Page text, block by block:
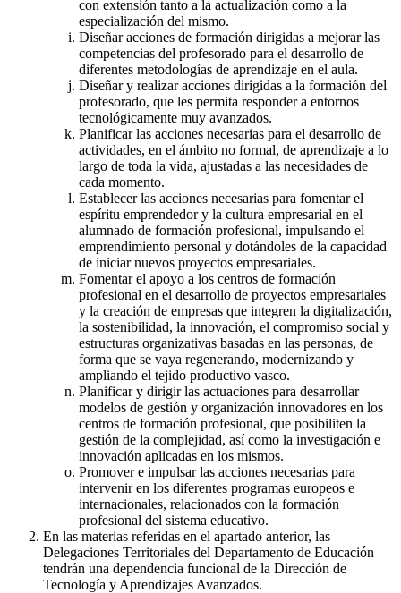
con extensión tanto a la actualización como a la
especialización del mismo.
Diseñar acciones de formación dirigidas a mejorar las
competencias del profesorado para el desarrollo de
diferentes metodologías de aprendizaje en el aula.
Diseñar y realizar acciones dirigidas a la formación del
profesorado, que les permita responder a entornos
tecnológicamente muy avanzados.
Planificar las acciones necesarias para el desarrollo de
actividades, en el ámbito no formal, de aprendizaje a lo
largo de toda la vida, ajustadas a las necesidades de
cada momento.
Establecer las acciones necesarias para fomentar el
espíritu emprendedor y la cultura empresarial en el
alumnado de formación profesional, impulsando el
emprendimiento personal y dotándoles de la capacidad
de iniciar nuevos proyectos empresariales.
Fomentar el apoyo a los centros de formación
profesional en el desarrollo de proyectos empresariales
y la creación de empresas que integren la digitalización,
la sostenibilidad, la innovación, el compromiso social y
estructuras organizativas basadas en las personas, de
forma que se vaya regenerando, modernizando y
ampliando el tejido productivo vasco.
Planificar y dirigir las actuaciones para desarrollar
modelos de gestión y organización innovadores en los
centros de formación profesional, que posibiliten la
gestión de la complejidad, así como la investigación e
innovación aplicadas en los mismos.
Promover e impulsar las acciones necesarias para
intervenir en los diferentes programas europeos e
internacionales, relacionados con la formación
profesional del sistema educativo.
En las materias referidas en el apartado anterior, las
Delegaciones Territoriales del Departamento de Educación
tendrán una dependencia funcional de la Dirección de
Tecnología y Aprendizajes Avanzados.